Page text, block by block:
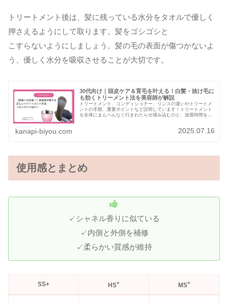
トリートメント後は、髪に残っている水分をタオルで優しく
押さえるようにして取ります。髪をゴシゴシと
こすらないようにしましょう。髪の毛の表面が傷つかないよ
う、優しく水分を吸収させることが大切です。
30代向け｜頭皮ケア＆育毛を叶える！白髪・抜け毛に
も効くトリーメント法を美容師が解説
トリートメント、コンディショナー、リンスの違いやトリートメ
ントの手順、重要ポイントなど説明しています！トリートメント
を全体にまんべんなく行きわたらせ揉み込むのと、放置時間を守
kanapi-biyou.com 2025.07.16
使用感とまとめ
✓シャネル香りに似ている
✓内側と外側を補修
✓柔らかい質感が維持
SS+ HS+ MS+